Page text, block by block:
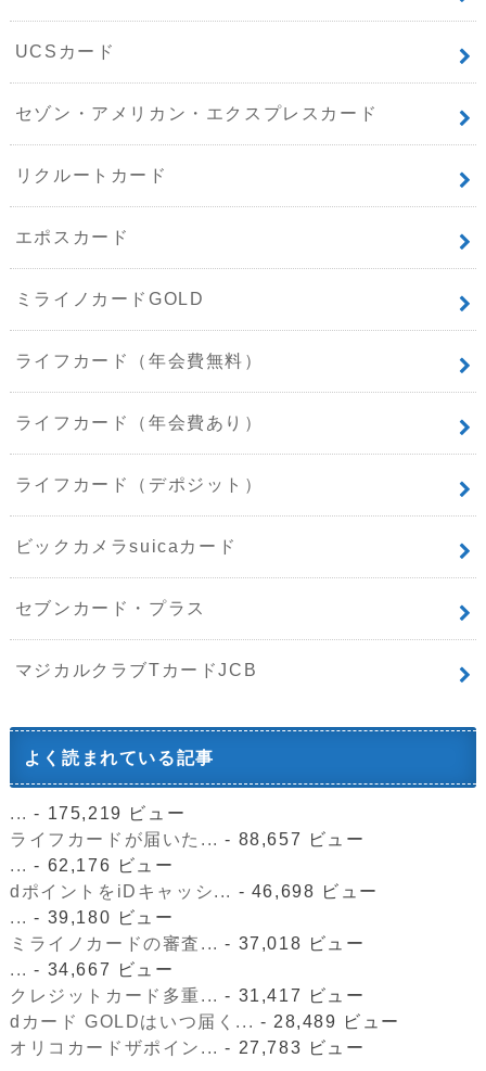
UCSカード
セゾン・アメリカン・エクスプレスカード
リクルートカード
エポスカード
ミライノカードGOLD
ライフカード（年会費無料）
ライフカード（年会費あり）
ライフカード（デポジット）
ビックカメラsuicaカード
セブンカード・プラス
マジカルクラブTカードJCB
よく読まれている記事
... - 175,219 ビュー
ライフカードが届いた... - 88,657 ビュー
... - 62,176 ビュー
dポイントをiDキャッシ... - 46,698 ビュー
... - 39,180 ビュー
ミライノカードの審査... - 37,018 ビュー
... - 34,667 ビュー
クレジットカード多重... - 31,417 ビュー
dカード GOLDはいつ届く... - 28,489 ビュー
オリコカードザポイン... - 27,783 ビュー